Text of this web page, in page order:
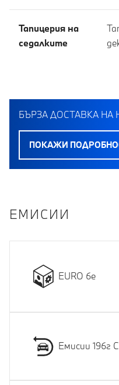
Тапицерия на
седалките
БЪРЗА ДОСТАВКА НА
ПОКАЖИ
EМИСИИ
EURO 6e
Емисии 196г